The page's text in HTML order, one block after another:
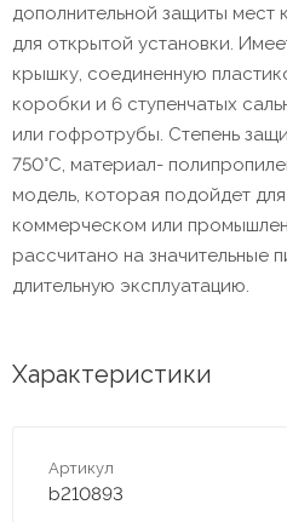
дополнительной защиты мест
для открытой установки.
крышку, соединенную
коробки и 6 ступенчатых
или гофротрубы. Степень
750°С, материал-
модель, которая подойдет
коммерческом или
рассчитано на значительные
длительную эксплуатацию.
Характеристики
Артикул
b210893